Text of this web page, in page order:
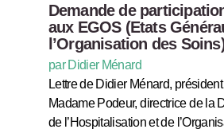
Demande de
aux EGOS (Etats
l’Organisation des
par Didier Ménard
Lettre de Didier Ménard,
Madame Podeur, directrice de la
de l’Hospitalisation et de